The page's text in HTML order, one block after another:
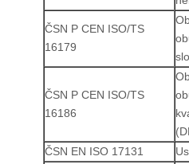
ČSN P CEN ISO/TS
16179
ČSN P CEN ISO/TS
16186
ČSN EN ISO 17131